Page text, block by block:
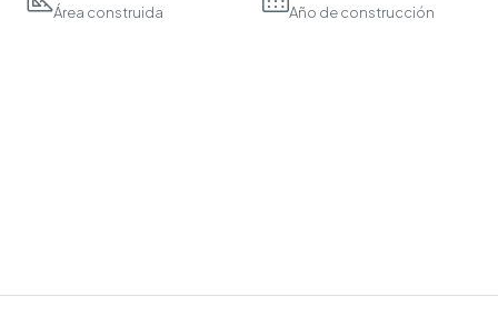
Área construida Año de construcción